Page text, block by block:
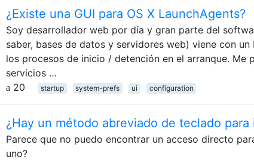
¿Existe una GUI para OS X LaunchAgents?
Soy desarrollador web por día y gran parte del
saber, bases de datos y servidores web) viene con
los procesos de inicio / detención en el arranque. Me
servicios …
20
startup system-prefs ui configuration
¿Hay un método abreviado de teclado
Parece que no puedo encontrar un acceso directo
uno?